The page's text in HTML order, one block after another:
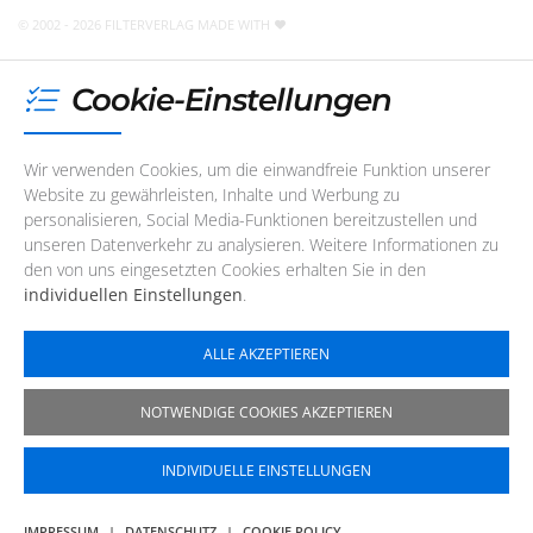
© 2002 - 2026 FILTERVERLAG MADE WITH
Cookie-Einstellungen
Wir verwenden Cookies, um die einwandfreie Funktion unserer
Website zu gewährleisten, Inhalte und Werbung zu
personalisieren, Social Media-Funktionen bereitzustellen und
unseren Datenverkehr zu analysieren. Weitere Informationen zu
den von uns eingesetzten Cookies erhalten Sie in den
individuellen Einstellungen.
ALLE AKZEPTIEREN
NOTWENDIGE COOKIES AKZEPTIEREN
INDIVIDUELLE EINSTELLUNGEN